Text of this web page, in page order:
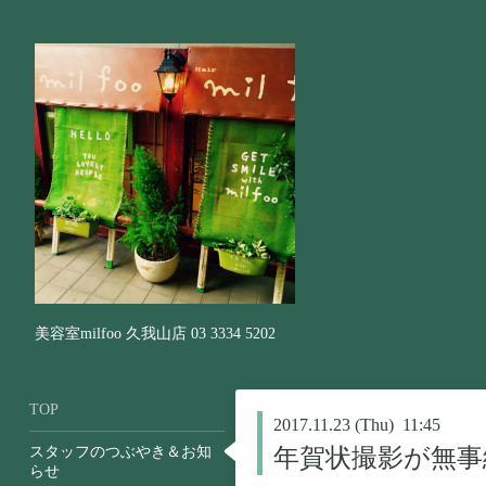
美容室milfoo 久我山店 03 3334 5202
2017.11.23 (Thu) 11:45
年賀状撮影が無
TOP
スタッフのつぶやき＆お知
らせ